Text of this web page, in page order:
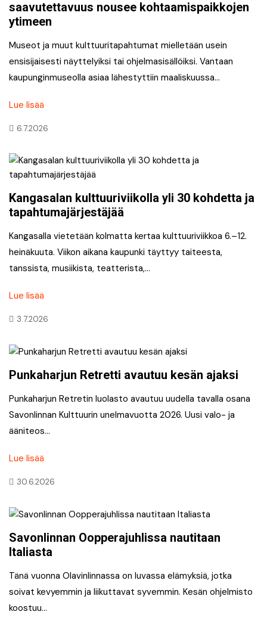
saavutettavuus nousee kohtaamispaikkojen
ytimeen
Museot ja muut kulttuuritapahtumat mielletään usein
ensisijaisesti näyttelyiksi tai ohjelmasisällöiksi. Vantaan
kaupunginmuseolla asiaa lähestyttiin maaliskuussa…
Lue lisää
6.7.2026
Kangasalan kulttuuriviikolla yli 30 kohdetta ja
tapahtumajärjestäjää
Kangasalla vietetään kolmatta kertaa kulttuuriviikkoa 6.–12.
heinäkuuta. Viikon aikana kaupunki täyttyy taiteesta,
tanssista, musiikista, teatterista,…
Lue lisää
3.7.2026
Punkaharjun Retretti avautuu kesän ajaksi
Punkaharjun Retretin luolasto avautuu uudella tavalla osana
Savonlinnan Kulttuurin unelmavuotta 2026. Uusi valo- ja
ääniteos…
Lue lisää
30.6.2026
Savonlinnan Oopperajuhlissa nautitaan
Italiasta
Tänä vuonna Olavinlinnassa on luvassa elämyksiä, jotka
soivat kevyemmin ja liikuttavat syvemmin. Kesän ohjelmisto
koostuu…